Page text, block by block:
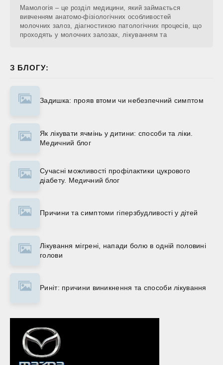
Мамологія – це розділ медицини, який займається
вивченням анатомо-фізіологічних особливостей
молочних залоз, діагностикою патологічних процесів, що
проходять у молочних залозах, лікуванням та
З БЛОГУ:
Задишка: прояв втоми чи небезпечний симптом
Як лікувати ячмінь у дитини: способи та ліки.
Медичний блог
Сучасні можливості профілактики цукрового
діабету. Медичний блог
Причини та симптоми гіперзбудливості у дітей
Лікування мігрені, напади болю в одній половині
голови
Риніт: причини виникнення та способи лікування